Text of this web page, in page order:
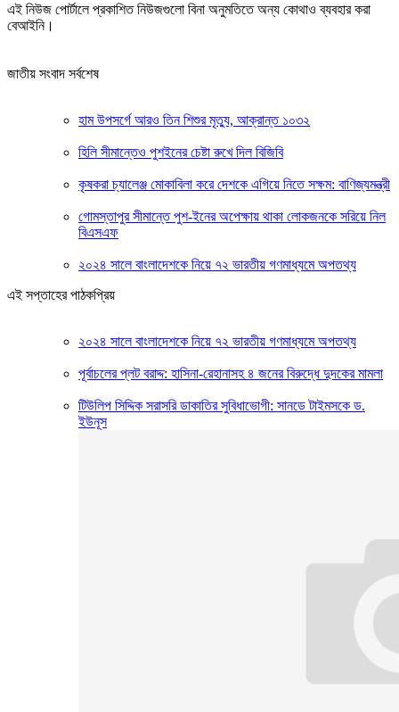
এই নিউজ পোর্টালে প্রকাশিত নিউজগুলো বিনা অনুমতিতে অন্য কোথাও ব্যবহার করা
বেআইনি।
জাতীয় সংবাদ সর্বশেষ
হাম উপসর্গে আরও তিন শিশুর মৃত্যু, আক্রান্ত ১০৩২
হিলি সীমান্তেও পুশইনের চেষ্টা রুখে দিল বিজিবি
কৃষকরা চ্যালেঞ্জ মোকাবিলা করে দেশকে এগিয়ে নিতে সক্ষম: বাণিজ্যমন্ত্রী
গোমস্তাপুর সীমান্তে পুশ-ইনের অপেক্ষায় থাকা লোকজনকে সরিয়ে নিল
বিএসএফ
২০২৪ সালে বাংলাদেশকে নিয়ে ৭২ ভারতীয় গণমাধ্যমে অপতথ্য
এই সপ্তাহের পাঠকপ্রিয়
২০২৪ সালে বাংলাদেশকে নিয়ে ৭২ ভারতীয় গণমাধ্যমে অপতথ্য
পূর্বাচলের প্লট বরাদ্দ: হাসিনা-রেহানাসহ ৪ জনের বিরুদ্ধে দুদকের মামলা
টিউলিপ সিদ্দিক সরাসরি ডাকাতির সুবিধাভোগী: সানডে টাইমসকে ড.
ইউনূস